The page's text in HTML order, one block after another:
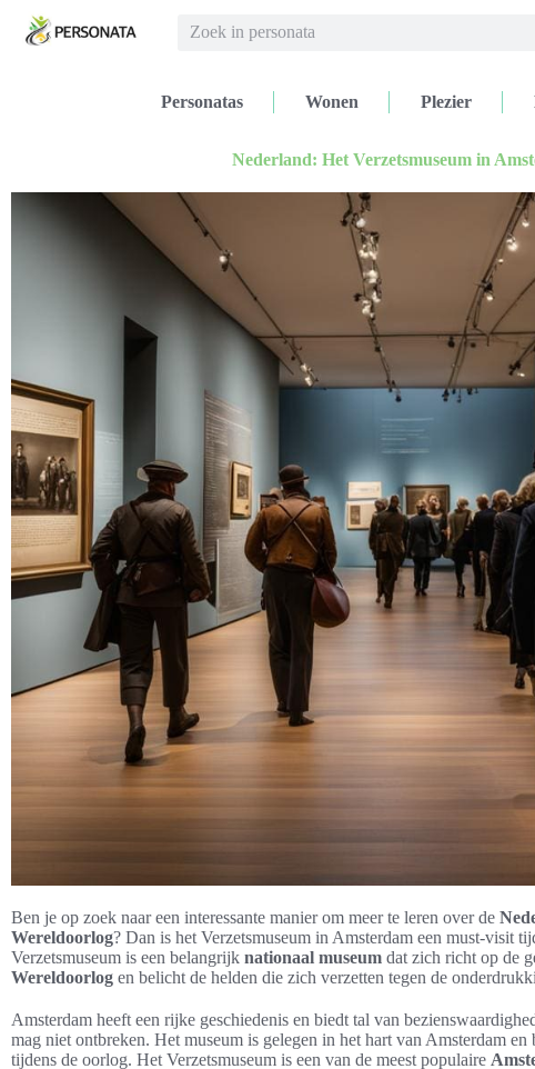
Personatas Wonen Plezier
Nederland: Het Verzetsmuseum in
Ben je op zoek naar een interessante manier om meer te leren over de
Wereldoorlog? Dan is het Verzetsmuseum in Amsterdam een must-visit
Verzetsmuseum is een belangrijk nationaal museum dat zich richt op de
Wereldoorlog en belicht de helden die zich verzetten tegen de
Amsterdam heeft een rijke geschiedenis en biedt tal van
mag niet ontbreken. Het museum is gelegen in het hart van Amsterdam
tijdens de oorlog. Het Verzetsmuseum is een van de meest populaire